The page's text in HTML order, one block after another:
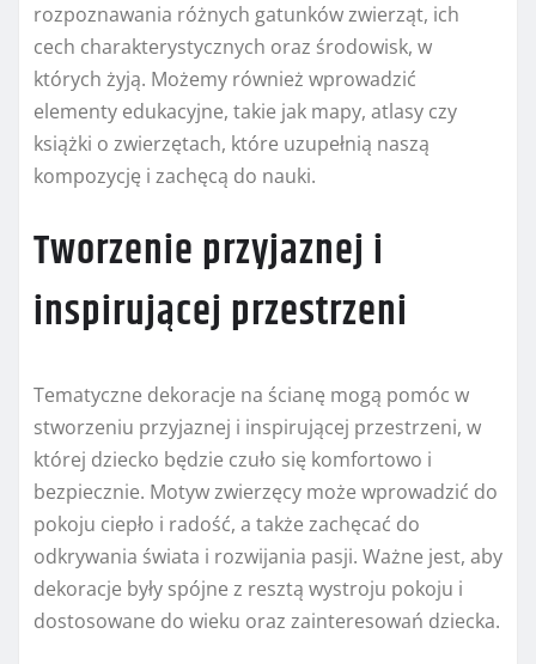
rozpoznawania różnych gatunków zwierząt, ich
cech charakterystycznych oraz środowisk, w
których żyją. Możemy również wprowadzić
elementy edukacyjne, takie jak mapy, atlasy czy
książki o zwierzętach, które uzupełnią naszą
kompozycję i zachęcą do nauki.
Tworzenie przyjaznej i
inspirującej przestrzeni
Tematyczne dekoracje na ścianę mogą pomóc w
stworzeniu przyjaznej i inspirującej przestrzeni, w
której dziecko będzie czuło się komfortowo i
bezpiecznie. Motyw zwierzęcy może wprowadzić do
pokoju ciepło i radość, a także zachęcać do
odkrywania świata i rozwijania pasji. Ważne jest, aby
dekoracje były spójne z resztą wystroju pokoju i
dostosowane do wieku oraz zainteresowań dziecka.